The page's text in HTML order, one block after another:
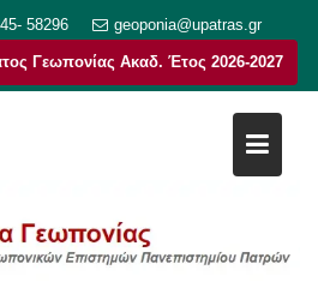
58296 geoponia@upatras.gr
Γεωπονίας Ακαδ. Έτος 2026-2027